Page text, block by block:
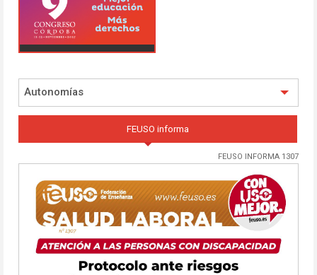
Autonomías
FEUSO informa
FEUSO INFORMA 1307